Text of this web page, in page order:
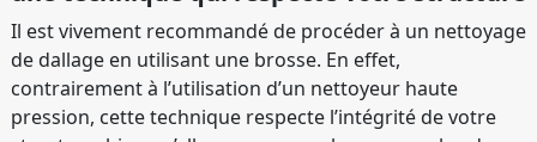
Il est vivement recommandé de procéder à un nettoyage
de dallage en utilisant une brosse. En effet,
contrairement à l’utilisation d’un nettoyeur haute
pression, cette technique respecte l’intégrité de votre